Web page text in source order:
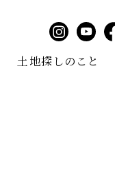
土地探しのこと